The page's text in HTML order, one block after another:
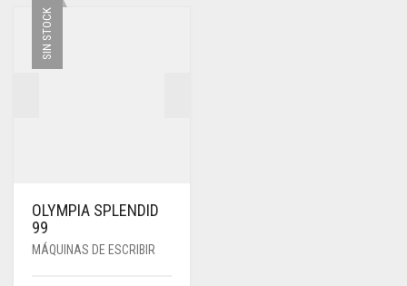
SIN STOCK
OLYMPIA SPLENDID
99
MÁQUINAS DE ESCRIBIR